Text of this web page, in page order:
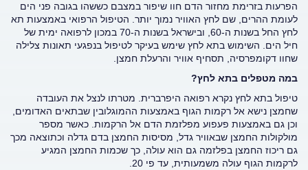
הפרעות בזרימת מחזור הדם חוו שיפור במצבם כששהו בגובה פני הים
לעומת ההרים, שם לחץ האוויר נמוך יותר. הטיפול הרפואי באמצעות תא
לחץ החל בשנות ה-60, ובישראל בשנות ה-70 במכון לרפואה ימית של
חיל הים. השימוש בתא לחץ שימש בעיקר לטיפול בנפגעי תאונות צלילה
שחוו דקומפרסיה, תסחיף אוויר והרעלת חמצן.
במה מטפלים בתא לחץ?
טיפול בתא לחץ נקרא רפואה היפרברית. מטרתו לנצל את העובדה
שחמצן נישא אל רקמות הגוף באמצעות ההמוגלובין שבתאים האדומים,
וכן גם באמצעות פעפוע מפלזמת הדם אל הרקמות. כאשר מספר
מולקולות החמצן שבאוויר גדל, מסיסות החמצן בדם גדלה וכתוצאה מכך
גם ריכוז החמצן בפלזמה גם הוא עולה, כך שכמות החמצן המגיע
לרקמות הגוף עולה משמעותית, עד פי 20.